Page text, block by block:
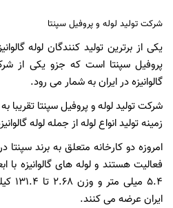
شرکت تولید لوله و پروفیل سپنتا
یکی از برترین تولید کنندگان لوله
پروفیل سپنتا است که جزو یکی از
گالوانیزه در ایران به شمار می‌ رود.
زمینه تولید انواع لوله از جمله لوله
امروزه دو کارخانه متعلق به برند
5.4
ایران عرضه می کنند.